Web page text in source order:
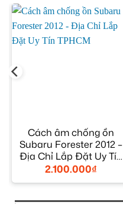
Cách âm chống ồn
Subaru Forester 2012 –
Địa Chỉ Lắp Đặt Uy Tín
TPHCM
2.100.000₫